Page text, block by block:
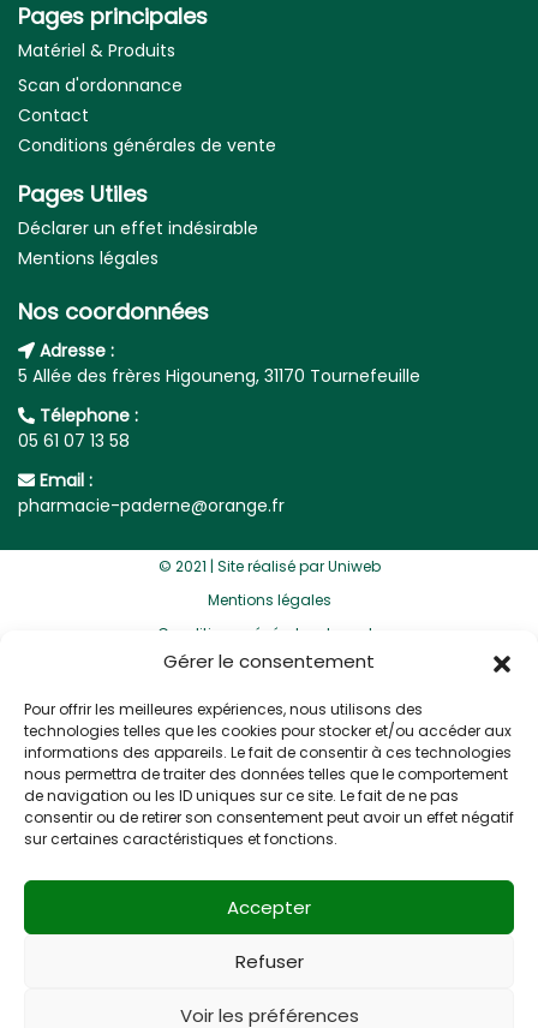
Gérer le consentement
Pour offrir les meilleures expériences, nous utilisons des
technologies telles que les cookies pour stocker et/ou accéder aux
informations des appareils. Le fait de consentir à ces technologies
nous permettra de traiter des données telles que le comportement
de navigation ou les ID uniques sur ce site. Le fait de ne pas
consentir ou de retirer son consentement peut avoir un effet négatif
sur certaines caractéristiques et fonctions.
Accepter
Refuser
Voir les préférences
Pages principales
Matériel & Produits
Scan d'ordonnance
Contact
Conditions générales de vente
Pages Utiles
Déclarer un effet indésirable
Mentions légales
Nos coordonnées
Adresse :
5 Allée des frères Higouneng, 31170 Tournefeuille
Télephone :
05 61 07 13 58
Email :
pharmacie-paderne@orange.fr
© 2021 | Site réalisé par Uniweb
Mentions légales
Conditions générales de vente